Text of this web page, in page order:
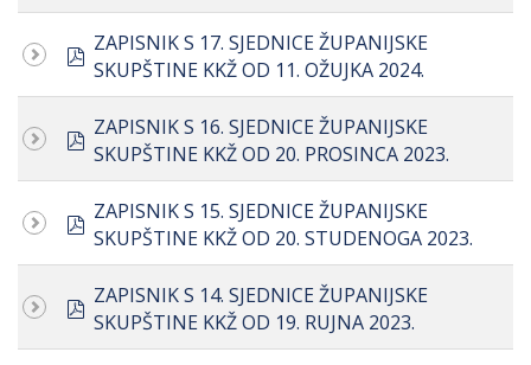
pdf
ZAPISNIK S 17. SJEDNICE ŽUPANIJSKE
SKUPŠTINE KKŽ OD 11. OŽUJKA 2024.
pdf
ZAPISNIK S 16. SJEDNICE ŽUPANIJSKE
SKUPŠTINE KKŽ OD 20. PROSINCA 2023.
pdf
ZAPISNIK S 15. SJEDNICE ŽUPANIJSKE
SKUPŠTINE KKŽ OD 20. STUDENOGA 2023.
pdf
ZAPISNIK S 14. SJEDNICE ŽUPANIJSKE
SKUPŠTINE KKŽ OD 19. RUJNA 2023.